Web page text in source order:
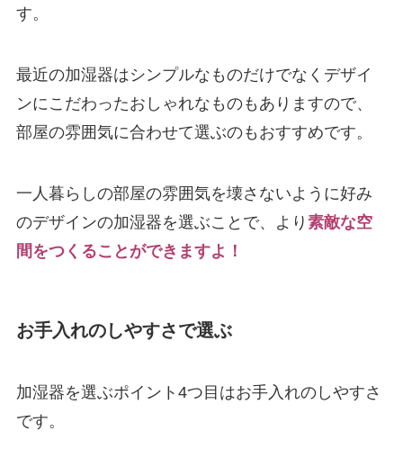
す。
最近の加湿器はシンプルなものだけでなくデザイ
ンにこだわったおしゃれなものもありますので、
部屋の雰囲気に合わせて選ぶのもおすすめです。
一人暮らしの部屋の雰囲気を壊さないように好み
のデザインの加湿器を選ぶことで、より 素敵な空
間をつくることができますよ！
お手入れのしやすさで選ぶ
加湿器を選ぶポイント4つ目はお手入れのしやすさ
です。